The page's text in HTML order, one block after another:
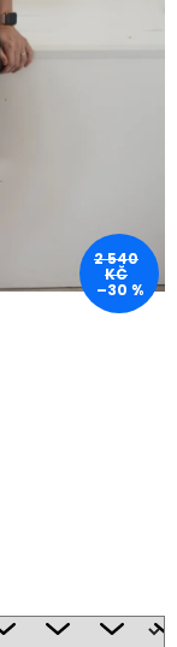
2 540
KČ
–30 %